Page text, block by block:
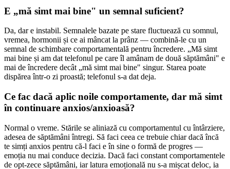
E „mă simt mai bine" un semnal suficient?
Da, dar e instabil. Semnalele bazate pe stare fluctuează cu somnul,
vremea, hormonii și ce ai mâncat la prânz — combină-le cu un
semnal de schimbare comportamentală pentru încredere. „Mă simt
mai bine și am dat telefonul pe care îl amânam de două săptămâni" e
mai de încredere decât „mă simt mai bine" singur. Starea poate
dispărea într-o zi proastă; telefonul s-a dat deja.
Ce fac dacă aplic noile comportamente, dar mă simt
în continuare anxios/anxioasă?
Normal o vreme. Stările se aliniază cu comportamentul cu întârziere,
adesea de săptămâni întregi. Să faci ceea ce trebuie chiar dacă încă
te simți anxios pentru că-l faci e în sine o formă de progres —
emoția nu mai conduce decizia. Dacă faci constant comportamentele
de opt-zece săptămâni, iar latura emoțională nu s-a mișcat deloc, ia